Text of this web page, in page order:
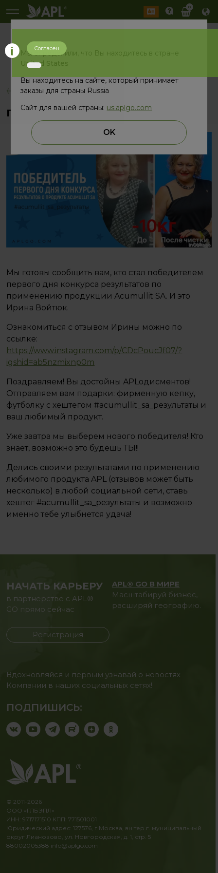
0
История
2026 год
назад
Победитель первого дня
Мы готовы сообщить вам, кто стал победителем
первого дня конкурса результатов по
применению продукции Acumullit SA. И это
Ирина Войтюк.
Ознакомиться с отзывом Ирины можно по
ссылке:
https://www.instagram.com/p/CDcPoucJf07/?
igshid=ab5nzmixnp0m
Поздравляем! Вы достойны APLодисментов!
Отправляем вам подарки: фирменную кепку,
футболку с хештегом #acumullit_sa_результаты и
ваш любимый продукт.
Уже завтра мы выберем нового победителя! Кто
знает, возможно это будешь ТЫ!!
Делись своими результатами по применению
любимого продукта APL (отзывов может быть
несколько) в любой социальной сети, ставь
хештег #acumullit_sa_результаты и возможно
именно тебе улыбнется удача!
НАЧАТЬ КАРЬЕРУ
в партнерстве с APL®
GO прямо сейчас
Регистрация
APL® GO В МИРЕ
Масштабируй бизнес,
расширяй географию.
Вдохновляйся и первым узнавай о новостях
Компании в наших социальных сетях!
ПОДПИШИСЬ:
© 2011-2026
ООО «ГЛБЭПЛ»
ИНН: 9717171510 КПП: 771501001
Юридический адрес: 127576, г.Москва, вн.тер.г. муниципальный
округ Лианозово, ул. Новгородская, д. 1, стр. 5
88002005388 info@aplgo.com
Мы определили, что Вы находитесь в стране
United States
Вы находитесь на сайте, который принимает
заказы для страны Russia
Сайт для вашей страны: us.aplgo.com
OK
Согласен